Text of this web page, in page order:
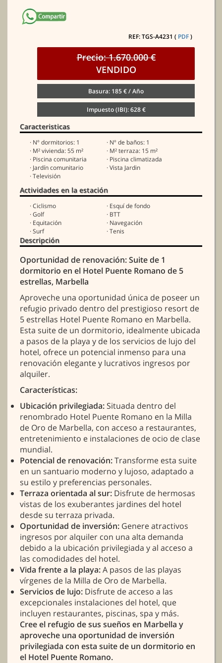
REF: TGS-A4231 ( PDF)
Precio: 1.670.000 €
VENDIDO
Basura: 185 € / Año
Impuesto (IBI): 628 €
Caracteristicas
· Nº dormitorios: 1
· Nº de baños: 1
· M² vivienda: 55 m²
· M² terraza: 15 m²
· Piscina comunitaria
· Piscina climatizada
· Jardín comunitario
· Vista Jardin
· Televisión
Actividades en la estación
· Ciclismo
· Esquí de fondo
· Golf
· BTT
· Equitación
· Navegación
· Surf
· Tenis
Descripción
Oportunidad de renovación: Suite de 1
dormitorio en el Hotel Puente Romano de 5
estrellas, Marbella
Aproveche una oportunidad única de poseer un
refugio privado dentro del prestigioso resort de
5 estrellas Hotel Puente Romano en Marbella.
Esta suite de un dormitorio, idealmente ubicada
a pasos de la playa y de los servicios de lujo del
hotel, ofrece un potencial inmenso para una
renovación elegante y lucrativos ingresos por
alquiler.
Características:
Ubicación privilegiada: Situada dentro del
renombrado Hotel Puente Romano en la Milla
de Oro de Marbella, con acceso a restaurantes,
entretenimiento e instalaciones de ocio de clase
mundial.
Potencial de renovación:Transforme esta suite
en un santuario moderno y lujoso, adaptado a
su estilo y preferencias personales.
Terraza orientada al sur: Disfrute de hermosas
vistas de los exuberantes jardines del hotel
desde su terraza privada.
Oportunidad de inversión: Genere atractivos
ingresos por alquiler con una alta demanda
debido a la ubicación privilegiada y al acceso a
las comodidades del hotel.
Vida frente a la playa:A pasos de las playas
vírgenes de la Milla de Oro de Marbella.
Servicios de lujo: Disfrute de acceso a las
excepcionales instalaciones del hotel, que
incluyen restaurantes, piscinas, spa y más.
Cree el refugio de sus sueños en Marbella y
aproveche una oportunidad de inversión
privilegiada con esta suite de un dormitorio en
el Hotel Puente Romano.